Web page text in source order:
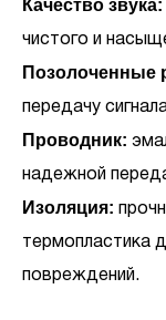
Качество звука:
чистого и
Позолоченные
передачу
Проводник:
надежной
Изоляция:
термопластика
повреждений.